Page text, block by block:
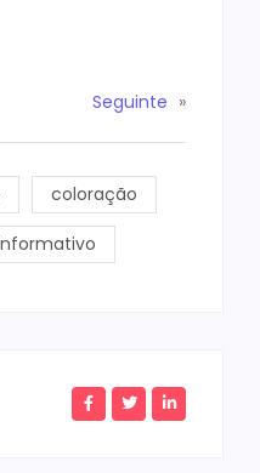
Seguinte »
coloração